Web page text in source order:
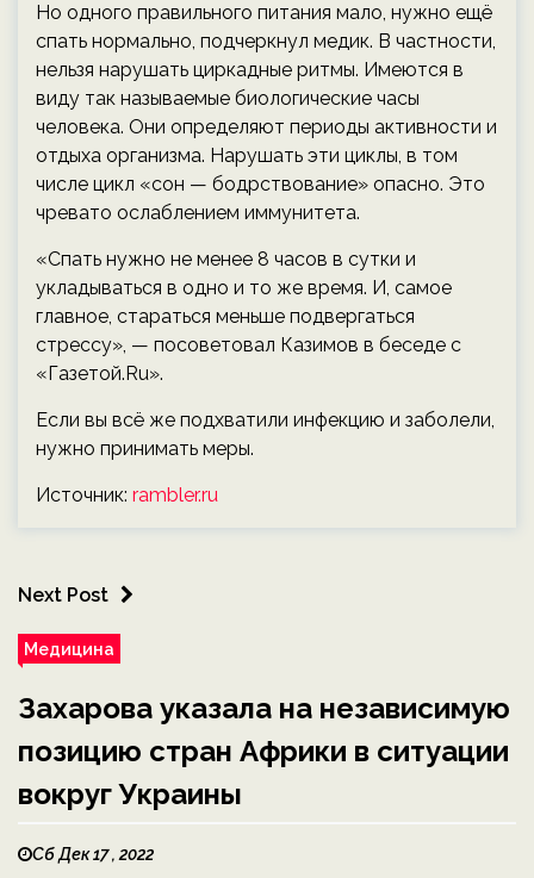
Но одного правильного питания мало, нужно ещё
спать нормально, подчеркнул медик. В частности,
нельзя нарушать циркадные ритмы. Имеются в
виду так называемые биологические часы
человека. Они определяют периоды активности и
отдыха организма. Нарушать эти циклы, в том
числе цикл «сон — бодрствование» опасно. Это
чревато ослаблением иммунитета.
«Спать нужно не менее 8 часов в сутки и
укладываться в одно и то же время. И, самое
главное, стараться меньше подвергаться
стрессу», — посоветовал Казимов в беседе с
«Газетой.Ru».
Если вы всё же подхватили инфекцию и заболели,
нужно принимать меры.
Источник: rambler.ru
Next Post
Медицина
Захарова указала на независимую
позицию стран Африки в ситуации
вокруг Украины
Сб Дек 17 , 2022